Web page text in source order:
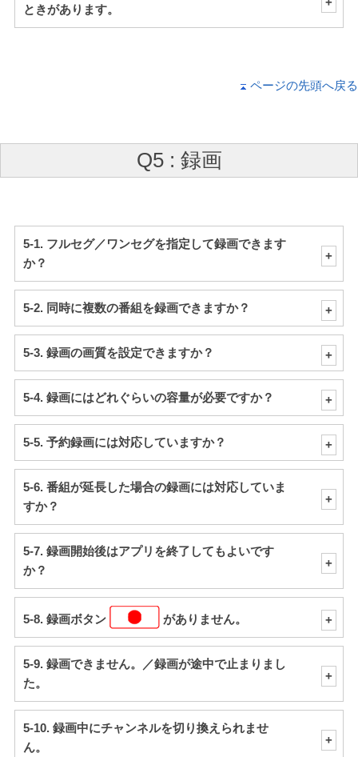
ときがあります。
ページの先頭へ戻る
Q5 : 録画
5-1. フルセグ／ワンセグを指定して録画できます
か？
5-2. 同時に複数の番組を録画できますか？
5-3. 録画の画質を設定できますか？
5-4. 録画にはどれぐらいの容量が必要ですか？
5-5. 予約録画には対応していますか？
5-6. 番組が延長した場合の録画には対応していま
すか？
5-7. 録画開始後はアプリを終了してもよいです
か？
5-8. 録画ボタン がありません。
5-9. 録画できません。／録画が途中で止まりまし
た。
5-10. 録画中にチャンネルを切り換えられませ
ん。